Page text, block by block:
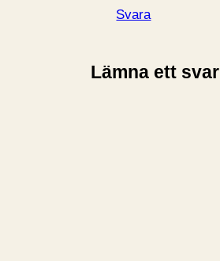
Svara
Lämna ett svar